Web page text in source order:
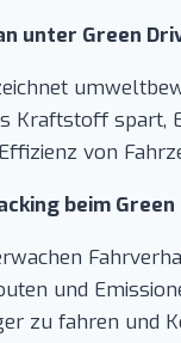
unter Green
Kraftstoff spart,
von
beim Green
und
zu fahren und